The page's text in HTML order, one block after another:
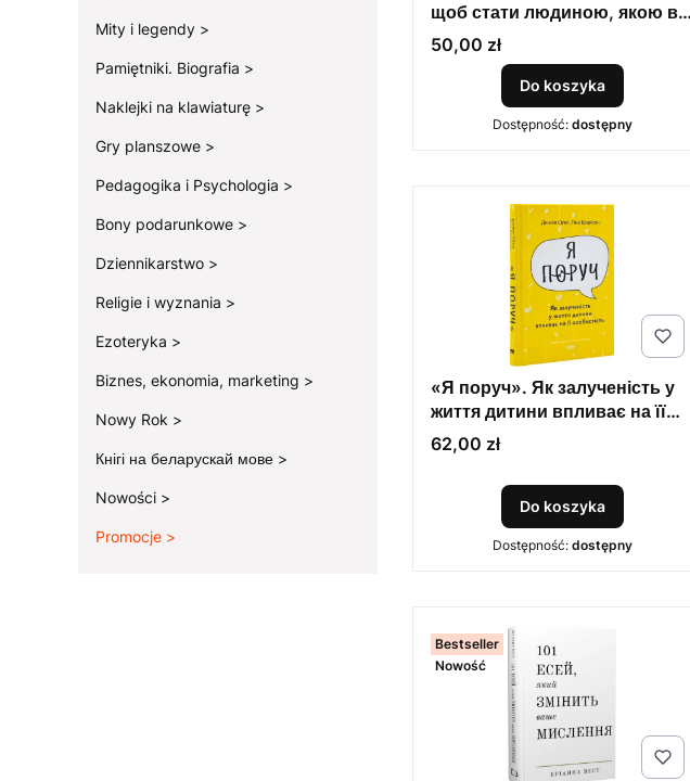
Mity i legendy
Pamiętniki. Biografia
Naklejki na klawiaturę
Gry planszowe
Pedagogika i Psychologia
Bony podarunkowe
Dziennikarstwo
Religie i wyznania
Ezoteryka
Biznes, ekonomia, marketing
Nowy Rok
Кнігі на беларускай мове
Nowości
Promocje
щоб стати людиною, якою ви
справді хочете бути
Cena
50,00 zł
Do koszyka
Dostępność: dostępny
«Я поруч». Як залученість у
життя дитини впливає на її
особистість
Cena
62,00 zł
Do koszyka
Dostępność: dostępny
Bestseller
Nowość